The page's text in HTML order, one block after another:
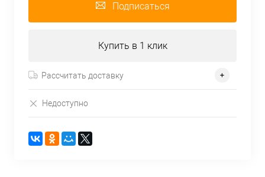
Подписаться
Купить в 1 клик
Рассчитать доставку
Недоступно